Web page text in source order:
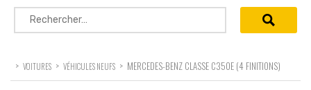
Rechercher :
> VOITURES > VÉHICULES NEUFS > MERCEDES-BENZ CLASSE C350E (4 FINITIONS)